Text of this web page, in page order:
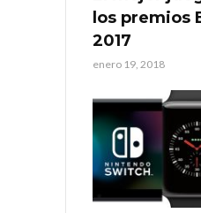
los premios
2017
enero 19, 2018